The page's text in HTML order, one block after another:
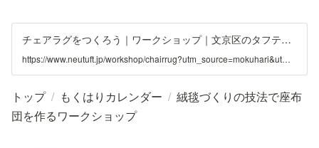
チェアラグをつくろう｜ワークショップ｜文京区のタフティングワークショプ - Neutuft（ノイタフト）
https://www.neutuft.jp/workshop/chairrug?utm_source=mokuhari&utm_medium=referral&utm_campaign=event
トップ / もくはりカレンダー / 絨毯づくりの技法で座布
団を作るワークショップ